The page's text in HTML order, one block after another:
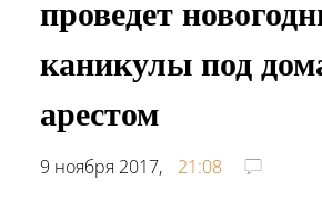
проведет
каникулы под
арестом
9 ноября 2017,
21:08